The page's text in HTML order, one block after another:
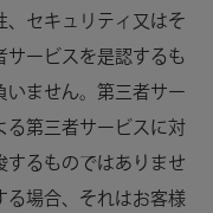
セキュリティ又はそ
ービスを是認するも
ません。第三者サー
る第三者サービスに対
るものではありませ
る場合、それはお客様